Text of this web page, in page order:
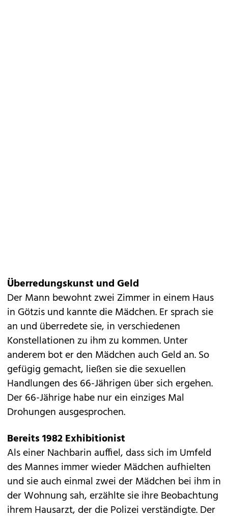
Überredungskunst und Geld
Der Mann bewohnt zwei Zimmer in einem Haus
in Götzis und kannte die Mädchen. Er sprach sie
an und überredete sie, in verschiedenen
Konstellationen zu ihm zu kommen. Unter
anderem bot er den Mädchen auch Geld an. So
gefügig gemacht, ließen sie die sexuellen
Handlungen des 66-Jährigen über sich ergehen.
Der 66-Jährige habe nur ein einziges Mal
Drohungen ausgesprochen.
Bereits 1982 Exhibitionist
Als einer Nachbarin auffiel, dass sich im Umfeld
des Mannes immer wieder Mädchen aufhielten
und sie auch einmal zwei der Mädchen bei ihm in
der Wohnung sah, erzählte sie ihre Beobachtung
ihrem Hausarzt, der die Polizei verständigte. Der